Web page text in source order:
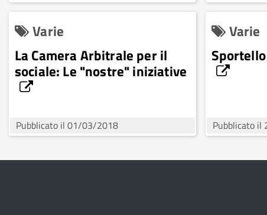
Varie
La Camera Arbitrale per il
sociale: Le "nostre" iniziative
Pubblicato il 01/03/2018
Varie
Pubblicato